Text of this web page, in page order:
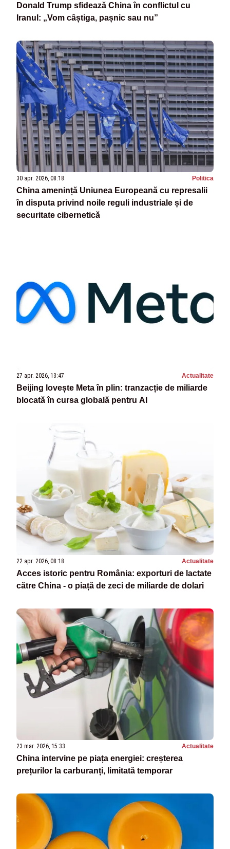
Donald Trump sfidează China în conflictul cu
Iranul: „Vom câștiga, pașnic sau nu”
30 apr. 2026, 08:18 Politica
China amenință Uniunea Europeană cu represalii
în disputa privind noile reguli industriale și de
securitate cibernetică
27 apr. 2026, 13:47 Actualitate
Beijing lovește Meta în plin: tranzacție de miliarde
blocată în cursa globală pentru AI
22 apr. 2026, 08:18 Actualitate
Acces istoric pentru România: exporturi de lactate
către China - o piață de zeci de miliarde de dolari
23 mar. 2026, 15:33 Actualitate
China intervine pe piața energiei: creșterea
prețurilor la carburanți, limitată temporar